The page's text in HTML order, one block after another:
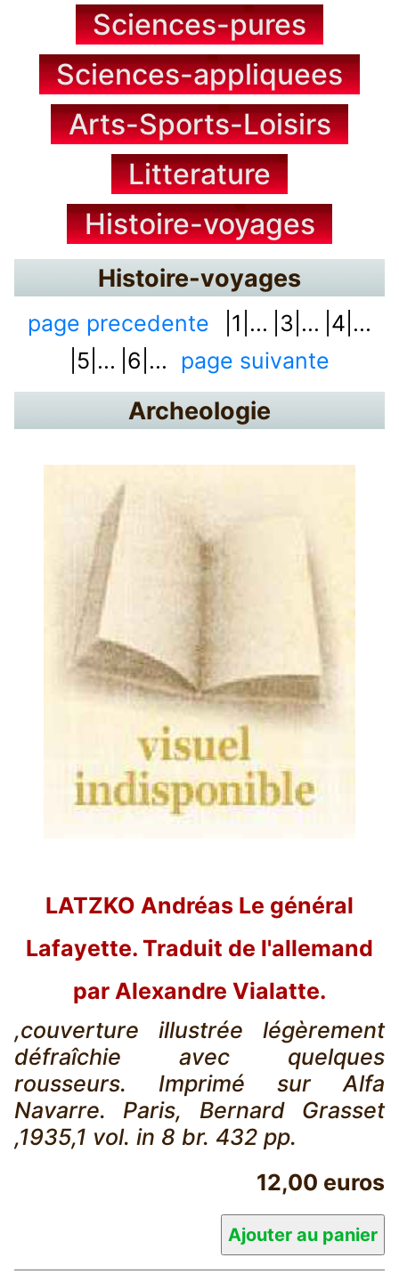
Sciences-pures
Sciences-appliquees
Arts-Sports-Loisirs
Litterature
Histoire-voyages
Histoire-voyages
page precedente |1|... |3|... |4|...
|5|... |6|... page suivante
Archeologie
LATZKO Andréas Le général
Lafayette. Traduit de l'allemand
par Alexandre Vialatte.
,couverture illustrée légèrement
défraîchie avec quelques
rousseurs. Imprimé sur Alfa
Navarre. Paris, Bernard Grasset
,1935,1 vol. in 8 br. 432 pp.
12,00 euros